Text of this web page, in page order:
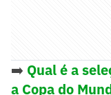
➡️ Qual é a
a Copa do